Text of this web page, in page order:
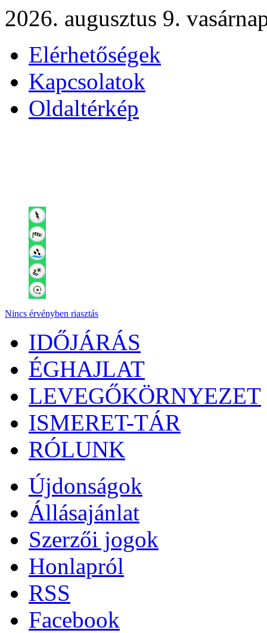
2026. augusztus 9.
Elérhetőségek
Kapcsolatok
Oldaltérkép
Nincs érvényben riasztás
IDŐJÁRÁS
ÉGHAJLAT
LEVEGŐKÖRNYEZET
ISMERET-TÁR
RÓLUNK
Újdonságok
Állásajánlat
Szerzői jogok
Honlapról
RSS
Facebook